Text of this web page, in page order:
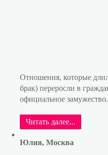
Отношения, которые
брак) переросли в
официальное
Читать далее...
Юлия, Москва